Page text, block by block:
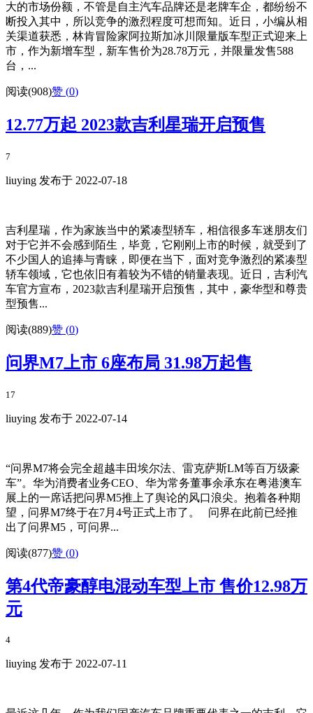
大的市场份额，不管是自主汽车品牌还是老牌车企，都纷纷不
断投入其中，所以竞争的激烈程度可想而知。近日，小编从相
关渠道获悉，林肯冒险家阿拉斯加冰川限量版车型正式迎来上
市，作为新增车型，新车售价为28.78万元，并限量发售588
台，...
阅读(908)赞 (0)
12.77万起 2023款吉利星瑞开启预售
7
liuying 发布于 2022-07-18
吉利星瑞，作为家族当中的紧凑型轿车，相信很多车迷朋友们
对于它并不会感到陌生，毕竟，它刚刚上市的时候，就受到了
不少国人的追捧与青睐，即便在当下，面对竞争激烈的紧凑型
轿车领域，它也依旧有着较为不错的销量表现。近日，吉利汽
车官方宣布，2023款吉利星瑞开启预售，其中，豪华型和尊贵
型预售...
阅读(889)赞 (0)
问界M7上市 6座布局 31.98万起售
17
liuying 发布于 2022-07-14
“问界M7将会完全超越丰田埃尔法、雷克萨斯LM等百万级豪
车”。华为消费者业务CEO、华为常务董事余承东在粤港澳车
展上的一席话把问界M5推上了舆论的风口浪尖。抱着各种期
望，问界M7终于在7月4号正式上市了。 问界在此前已经推
出了问界M5，可问界...
阅读(877)赞 (0)
第4代帝豪醇电混动车型上市 售价12.98万
元
4
liuying 发布于 2022-07-11